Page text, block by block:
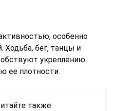
особенно
Ходьба, бег, танцы и
укреплению
ее плотности.
также: